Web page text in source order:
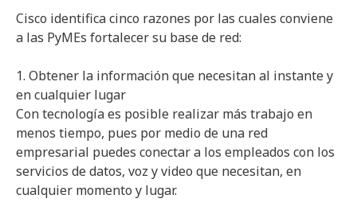
Cisco identifica cinco razones por las cuales conviene
a las PyMEs fortalecer su base de red:
1. Obtener la información que necesitan al instante y
en cualquier lugar
Con tecnología es posible realizar más trabajo en
menos tiempo, pues por medio de una red
empresarial puedes conectar a los empleados con los
servicios de datos, voz y video que necesitan, en
cualquier momento y lugar.